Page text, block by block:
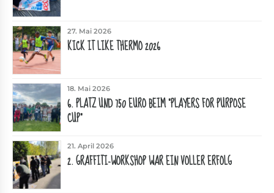
27. Mai 2026
KICK IT LIKE THERMO 2026
18. Mai 2026
6. PLATZ UND 750 EURO BEIM "PLAYERS FOR PURPOSE
CUP"
21. April 2026
2. GRAFFITI-WORKSHOP WAR EIN VOLLER ERFOLG